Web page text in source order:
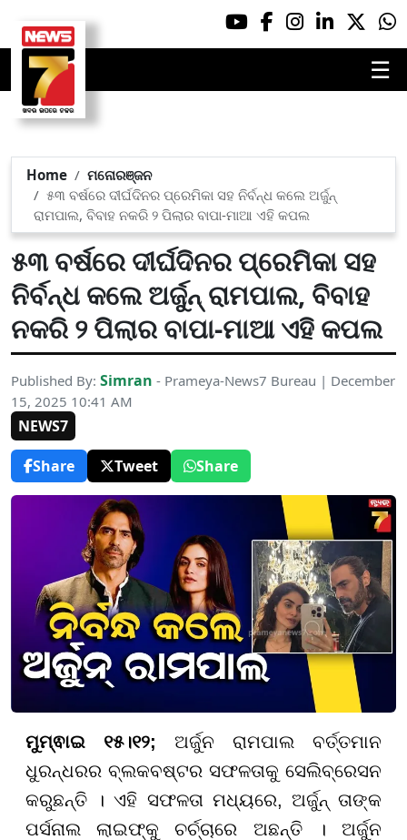
☰
Home
ମନୋରଞ୍ଜନ
୫୩ ବର୍ଷରେ ଦୀର୍ଘଦିନର ପ୍ରେମିକା ସହ ନିର୍ବନ୍ଧ କଲେ ଅର୍ଜୁନ୍
ରାମପାଲ, ବିବାହ ନକରି ୨ ପିଲାର ବାପା-ମାଆ ଏହି କପଲ
୫୩ ବର୍ଷରେ ଦୀର୍ଘଦିନର ପ୍ରେମିକା ସହ
ନିର୍ବନ୍ଧ କଲେ ଅର୍ଜୁନ୍ ରାମପାଲ, ବିବାହ
ନକରି ୨ ପିଲାର ବାପା-ମାଆ ଏହି କପଲ
Published By: Simran - Prameya-News7 Bureau | December
15, 2025 10:41 AM
NEWS7
Share
Tweet Share
ମୁମ୍ଵାଇ ୧୫।୧୨; ଅର୍ଜୁନ ରାମପାଲ ବର୍ତ୍ତମାନ
ଧୁରନ୍ଧରର ବ୍ଲକବଷ୍ଟର ସଫଳତାକୁ ସେଲିବ୍ରେସନ
କରୁଛନ୍ତି । ଏହି ସଫଳତା ମଧ୍ୟରେ, ଅର୍ଜୁନ୍ ତାଙ୍କ
ପର୍ସନାଲ ଲାଇଫ୍କୁ ଚର୍ଚ୍ଚାରେ ଅଛନ୍ତି । ଅର୍ଜୁନ